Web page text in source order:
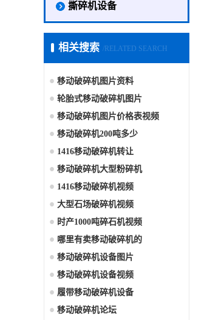
撕碎机设备
相关搜索 /RELATED SEARCH
移动破碎机图片资料
轮胎式移动破碎机图片
移动破碎机图片价格表视频
移动破碎机200吨多少
1416移动破碎机转让
移动破碎机大型粉碎机
1416移动破碎机视频
大型石场破碎机视频
时产1000吨碎石机视频
哪里有卖移动破碎机的
移动破碎机设备图片
移动破碎机设备视频
履带移动破碎机设备
移动破碎机论坛